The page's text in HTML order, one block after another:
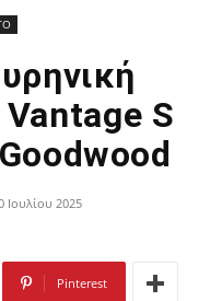
S
Ιουλίου 2025
Pinterest